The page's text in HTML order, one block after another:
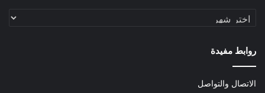
الأرشيف
روابط مفيدة
الاتصال والتواصل